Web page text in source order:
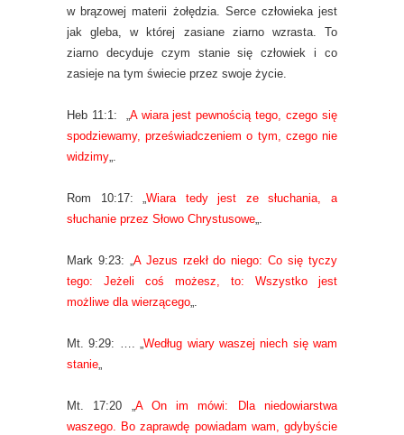
w brązowej materii żołędzia. Serce człowieka jest
jak gleba, w której zasiane ziarno wzrasta. To
ziarno decyduje czym stanie się człowiek i co
zasieje na tym świecie przez swoje życie.
Heb 11:1: „A wiara jest pewnością tego, czego się
spodziewamy, przeświadczeniem o tym, czego nie
widzimy„.
Rom 10:17: „Wiara tedy jest ze słuchania, a
słuchanie przez Słowo Chrystusowe„.
Mark 9:23: „A Jezus rzekł do niego: Co się tyczy
tego: Jeżeli coś możesz, to: Wszystko jest
możliwe dla wierzącego„.
Mt. 9:29: …. „Według wiary waszej niech się wam
stanie„
Mt. 17:20 „A On im mówi: Dla niedowiarstwa
waszego. Bo zaprawdę powiadam wam, gdybyście